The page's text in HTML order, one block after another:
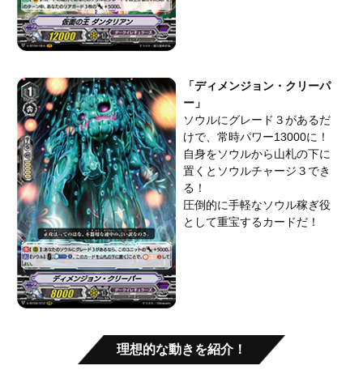
「ディメンジョン・クリーパ
ー」
ソウルにグレード３があるだ
けで、常時パワー13000に！
自身をソウルから山札の下に
置くとソウルチャージ３でき
る！
圧倒的に手軽なソウル稼ぎ役
として重宝するカードだ！
理想的な動きを紹介！